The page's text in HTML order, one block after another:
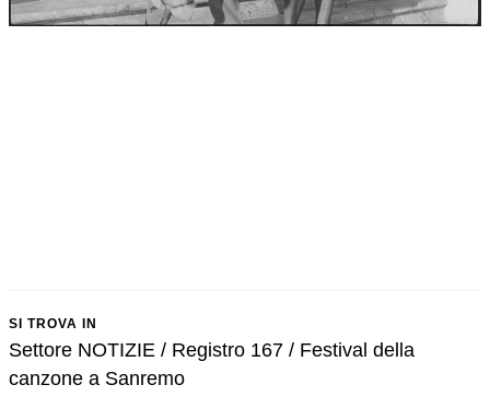
SI TROVA IN
Settore NOTIZIE / Registro 167 / Festival della
canzone a Sanremo